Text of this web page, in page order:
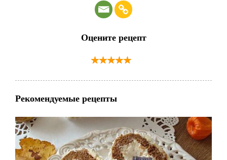
Оцените рецепт
Рекомендуемые рецепты